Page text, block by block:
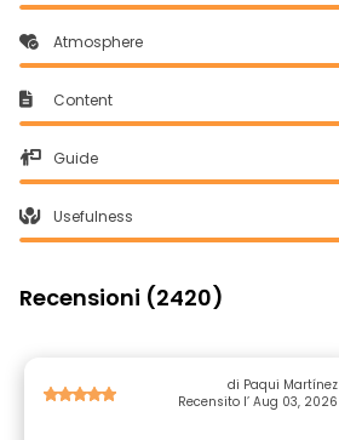
Atmosphere
Content
Guide
Usefulness
Recensioni (2420)
di Paqui Martínez
Recensito l’ Aug 03, 2026